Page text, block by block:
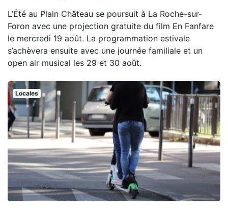
L’Été au Plain Château se poursuit à La Roche-sur-
Foron avec une projection gratuite du film En Fanfare
le mercredi 19 août. La programmation estivale
s’achèvera ensuite avec une journée familiale et un
open air musical les 29 et 30 août.
Locales